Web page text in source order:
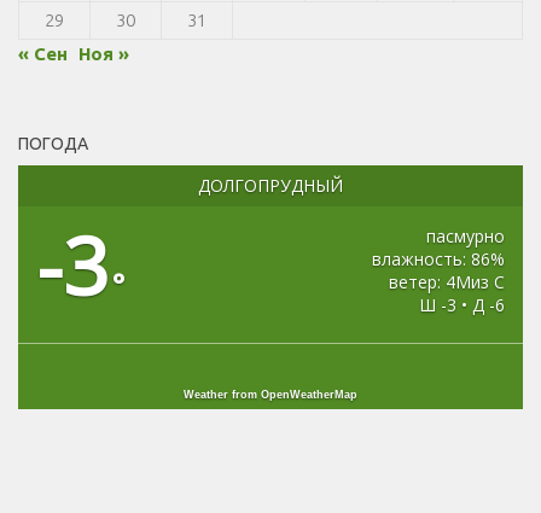
29
30
31
« Сен
Ноя »
ПОГОДА
ДОЛГОПРУДНЫЙ
-3°
пасмурно
влажность: 86%
ветер: 4Миз С
Ш -3 • Д -6
Weather from OpenWeatherMap